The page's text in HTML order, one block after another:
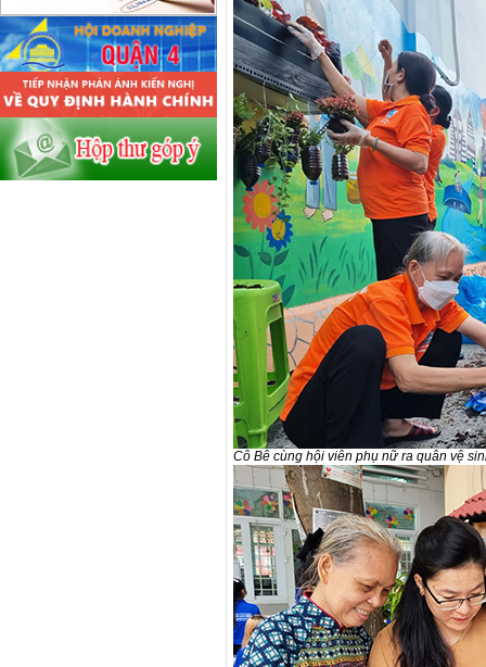
Cô Bê cùng hội viên phụ nữ ra quân vệ